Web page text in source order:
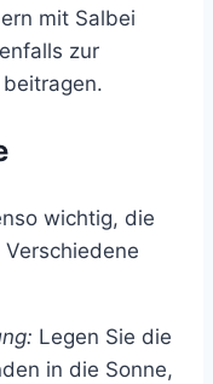
mit Salbei
zur
wichtig, die
Legen Sie die
in die Sonne,